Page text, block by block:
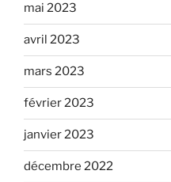
mai 2023
avril 2023
mars 2023
février 2023
janvier 2023
décembre 2022